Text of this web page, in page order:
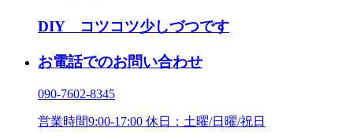
DIY コツコツ少しづつです
お電話でのお問い合わせ
090-7602-8345
営業時間9:00-17:00 休日：土曜/日曜/祝日